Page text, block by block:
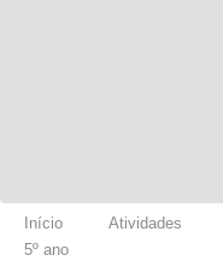
Início Atividades
5º ano